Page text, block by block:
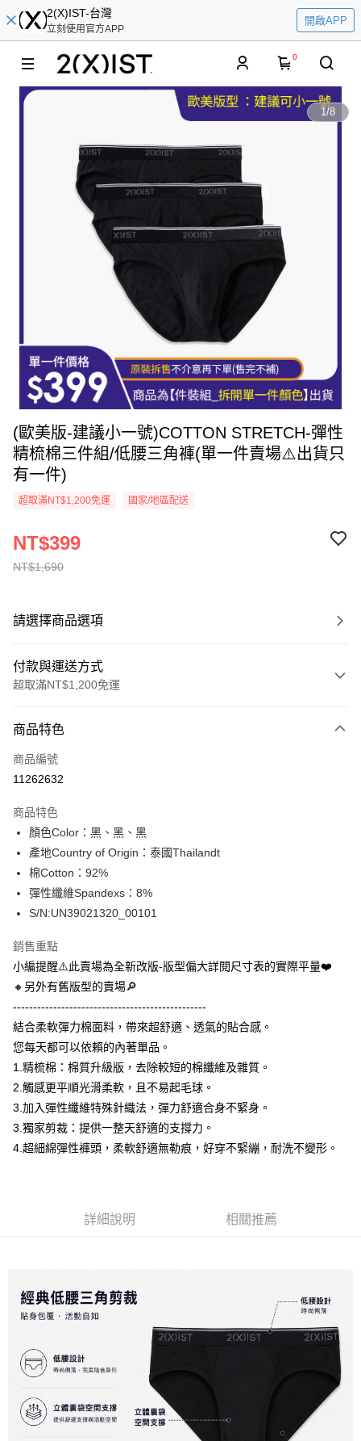
2(X)IST-台灣
立刻使用官方APP
開啟APP
0
1/8
(歐美版-建議小一號)COTTON STRETCH-彈性
精梳棉三件組/低腰三角褲(單一件賣場⚠️出貨只
有一件)
超取滿NT$1,200免運 國家/地區配送
NT$1,690
NT$399
請選擇商品選項
付款與運送方式
超取滿NT$1,200免運
信用卡一次付款
信用卡分期付款
合作金庫商業銀行
華南商業銀行
上海商業儲蓄銀行
台北富邦商業銀行
國泰世華商業銀行
臺灣中小企業銀行
元大商業銀行
台新國際商業銀行
中國信託商業銀行
台灣樂天信用卡公司
超商取貨付款
LINE Pay
Apple Pay
街口支付
悠遊付
全盈+PAY
相關說明
【關於「AFTEE先享後付」】
便利好安心！
１．簡單：不需註冊會員、不需綁卡、不需儲值。
２．便利：只要手機號碼，簡訊認證，即可結帳。
３．安心：先確認商品／服務後，再付款。
【「AFTEE先享後付」結帳流程】
ATM／網路銀行／等多元方式進行付款，方視為交易完成。
是否繳費成功／繳費後需取消欲退款等相關疑問，請聯繫「AFTEE先享後付
客戶支援中心」https://netprotections.freshdesk.com/support/home
１．透過由恩沛科技股份有限公司提供之「AFTEE先享後付」服務完成之交
易，需依本服務之必要範圍內提供個人資料，並將交易相關給付款項請求債
權轉讓予恩沛科技股份有限公司。
２．關於個人資料處理事宜，請瀏覽以下網址：
https://aftee.tw/terms/#terms3
３．未成年的使用者請事先徵得法定代理人或監護人之同意方可使用
「AFTEE先享後付」，若未經同意申辦者引起之損失，本公司不負相關責
ATM付款
運送方式
全家取貨付款
每筆NT$80，滿NT$1,200(含以上)免運費
每筆NT$80，滿NT$1,200(含以上)免運費
每筆NT$85，滿NT$1,200(含以上)免運費
澎湖、金門、馬祖、小琉球、綠島、蘭嶼(郵局配送)
每筆NT$125
郵局快捷(隔天到貨，需先line@客服通知小編)
商品特色
商品編號
11262632
商品特色
顏色Color：黑、黑、黑
產地Country of Origin：泰國Thailandt
棉Cotton：92%
彈性纖維Spandexs：8%
S/N:UN39021320_00101
銷售重點
小編提醒⚠️此賣場為全新改版-版型偏大詳閱尺寸表的實際平量❤️
🔸另外有舊版型的賣場🔎
------------------------------------------------
結合柔軟彈力棉面料，帶來超舒適、透氣的貼合感。
您每天都可以依賴的內著單品。
1.精梳棉：棉質升級版，去除較短的棉纖維及雜質。
2.觸感更平順光滑柔軟，且不易起毛球。
3.加入彈性纖維特殊針織法，彈力舒適合身不緊身。
3.獨家剪裁：提供一整天舒適的支撐力。
4.超細綿彈性褲頭，柔軟舒適無勒痕，好穿不緊繃，耐洗不變形。
詳細說明 相關推薦